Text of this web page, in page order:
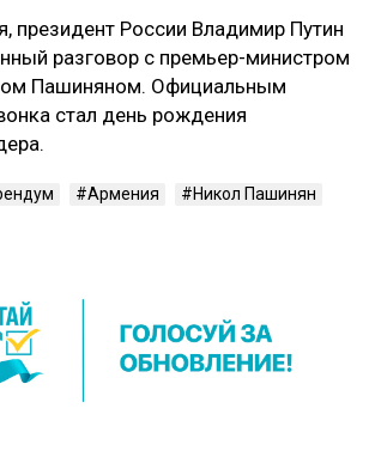
президент России Владимир Путин
разговор с премьер-министром
Пашиняном. Официальным
стал день рождения
Армения
Никол Пашинян